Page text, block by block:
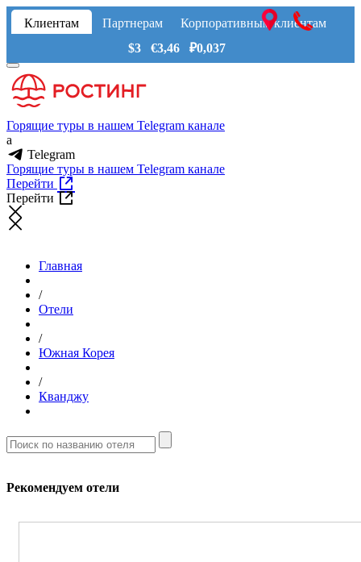
Клиентам Партнерам
Корпоративным клиентам
$3 €3,46 ₽0,037
Горящие туры в нашем Telegram канале
a
Telegram
Горящие туры в нашем Telegram канале
Перейти
Перейти
Главная
/
Отели
/
Южная Корея
/
Кванджу
Рекомендуем отели